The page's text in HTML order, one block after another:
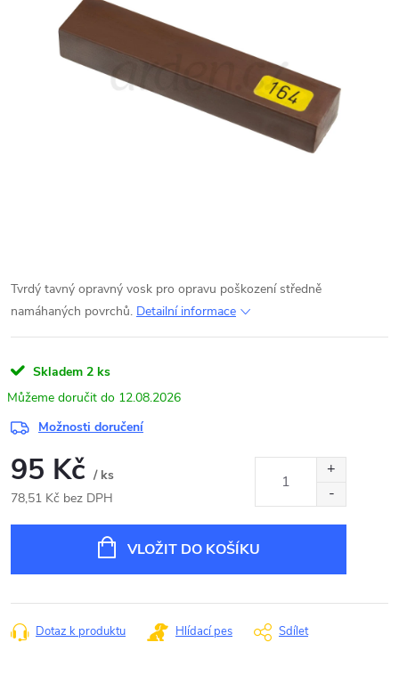
Tvrdý tavný opravný vosk pro opravu poškození středně
namáhaných povrchů. Detailní informace
Skladem 2 ks
12.08.2026
Možnosti doručení
95 Kč / ks
78,51 Kč bez DPH
VLOŽIT DO KOŠÍKU
Dotaz k produktu Hlídací pes Sdílet